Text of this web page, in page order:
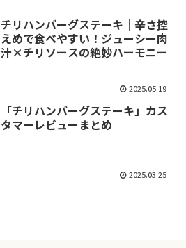
チリハンバーグステーキ｜辛さ控
えめで食べやすい！ジューシー肉
汁×チリソースの絶妙ハーモニー
2025.05.19
「チリハンバーグステーキ」カス
タマーレビューまとめ
2025.03.25